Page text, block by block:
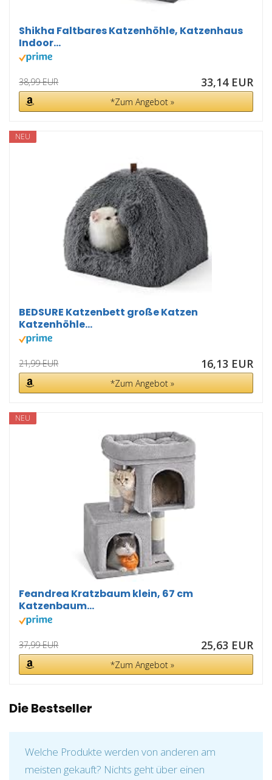
Shikha Faltbares Katzenhöhle, Katzenhaus
Indoor...
38,99 EUR 33,14 EUR
*Zum Angebot »
NEU
BEDSURE Katzenbett große Katzen
Katzenhöhle...
21,99 EUR 16,13 EUR
*Zum Angebot »
NEU
Feandrea Kratzbaum klein, 67 cm
Katzenbaum...
37,99 EUR 25,63 EUR
*Zum Angebot »
Die Bestseller
Welche Produkte werden von anderen am
meisten gekauft? Nichts geht über einen